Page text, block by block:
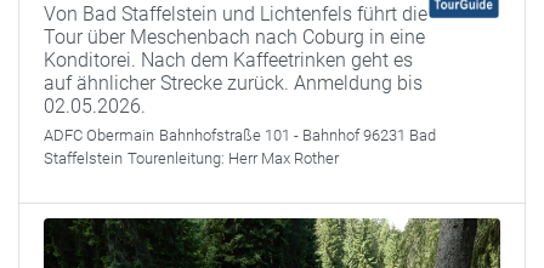
Von Bad Staffelstein und Lichtenfels führt die
Tour über Meschenbach nach Coburg in eine
Konditorei. Nach dem Kaffeetrinken geht es
auf ähnlicher Strecke zurück. Anmeldung bis
02.05.2026.
ADFC Obermain Bahnhofstraße 101 - Bahnhof 96231 Bad
Staffelstein Tourenleitung: Herr Max Rother